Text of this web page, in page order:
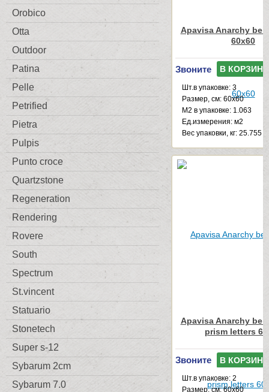
Orobico
Otta
Outdoor
Patina
Pelle
Petrified
Pietra
Pulpis
Punto croce
Quartzstone
Regeneration
Rendering
Rovere
South
Spectrum
St.vincent
Statuario
Stonetech
Super s-12
Sybarum 2cm
Sybarum 7.0
Apavisa Anarchy
60x60
Звоните В КОРЗИНУ
Шт.в упаковке: 3
Размер, см: 60x60
М2 в упаковке: 1.063
Ед.измерения: м2
Веc упаковки, кг: 25.755
Apavisa Anarchy
prism letters
Звоните В КОРЗИНУ
Шт.в упаковке: 2
Размер, см: 60x60